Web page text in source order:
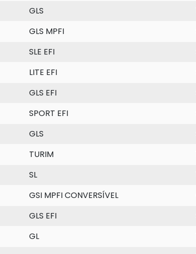
GLS
GLS MPFI
SLE EFI
LITE EFI
GLS EFI
SPORT EFI
GLS
TURIM
SL
GSI MPFI CONVERSÍVEL
GLS EFI
GL